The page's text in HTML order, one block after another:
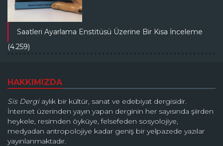
Saatleri Ayarlama Enstitüsü Üzerine Bir Kısa İnceleme
(4.259)
HAKKIMIZDA
Sis Dergiaylık bir kültür, sanat ve edebiyat dergisidir.
İnternet üzerinden yayın yapan derginin her sayısında şiirden
heykele, resimden öyküye, felsefeden sosyolojiye,
medyadan antropolojiye kadar geniş bir yelpazede yazılar
yayınlanmaktadır.